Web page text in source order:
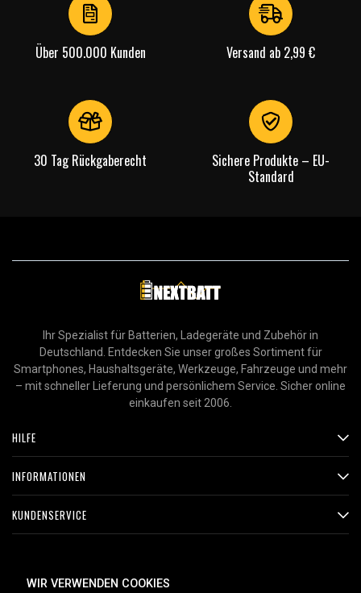
Über 500.000 Kunden Versand ab 2,99 €
30 Tag Rückgaberecht
Sichere Produkte – EU-
Standard
Ihr Spezialist für Batterien, Ladegeräte und Zubehör in
Deutschland. Entdecken Sie unser großes Sortiment für
Smartphones, Haushaltsgeräte, Werkzeuge, Fahrzeuge und mehr
– mit schneller Lieferung und persönlichem Service. Sicher online
einkaufen seit 2006.
HILFE
INFORMATIONEN
KUNDENSERVICE
ZAHLUNGSMETHODEN
WIR VERWENDEN COOKIES